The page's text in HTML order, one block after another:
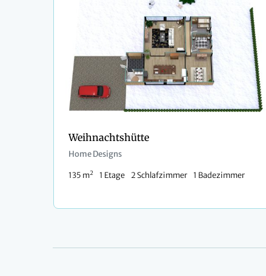
Weihnachtshütte
Home Designs
135 m2 1 Etage 2 Schlafzimmer 1 Badezimmer